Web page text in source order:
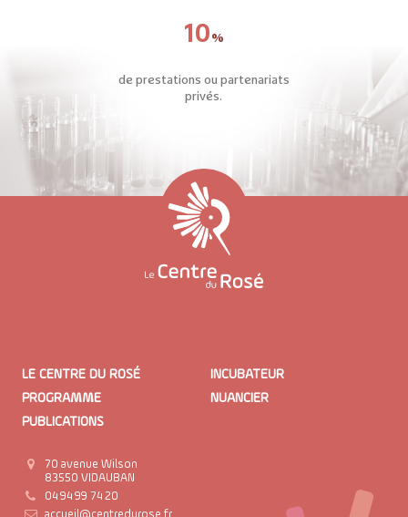
10 %
de prestations ou partenariats
privés.
LE CENTRE DU ROSÉ
PROGRAMME
PUBLICATIONS
INCUBATEUR
NUANCIER
70 avenue Wilson
83550 VIDAUBAN
04 94 99 74 20